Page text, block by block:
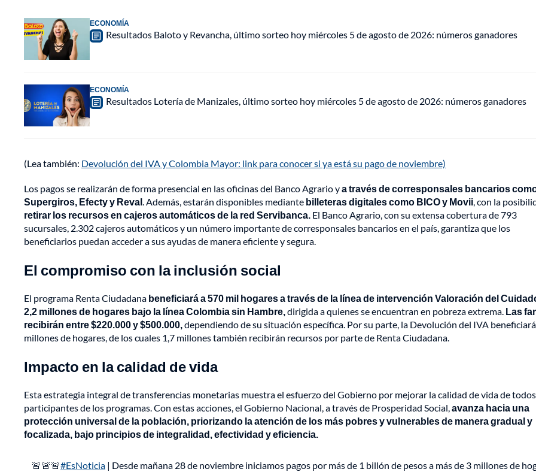
ECONOMÍA
Resultados Baloto y Revancha, último sorteo hoy miércoles 5 de agosto de 2026: números ganadores
ECONOMÍA
Resultados Lotería de Manizales, último sorteo hoy miércoles 5 de agosto de 2026: números ganadores
(Lea también: Devolución del IVA y Colombia Mayor: link para conocer si ya está su pago de noviembre)
Los pagos se realizarán de forma presencial en las oficinas del Banco Agrario ya través de corresponsales bancarios
Supergiros, Efecty y Reval. Además, estarán disponibles mediante billeteras digitales como BICO y Movii, con la
retirar los recursos en cajeros automáticos de la red Servibanca. El Banco Agrario, con su extensa cobertura de 793
sucursales, 2.302 cajeros automáticos y un número importante de corresponsales bancarios en el país, garantiza que los
beneficiarios puedan acceder a sus ayudas de manera eficiente y segura.
El compromiso con la inclusión social
El programa Renta Ciudadana beneficiará a 570 mil hogares a través de la línea de intervención Valoración del
2,2 millones de hogares bajo la línea Colombia sin Hambre,dirigida a quienes se encuentran en pobreza extrema. Las
recibirán entre $220.000 y $500.000,dependiendo de su situación específica. Por su parte, la Devolución del IVA
millones de hogares, de los cuales 1,7 millones también recibirán recursos por parte de Renta Ciudadana.
Impacto en la calidad de vida
Esta estrategia integral de transferencias monetarias muestra el esfuerzo del Gobierno por mejorar la calidad de vida de
participantes de los programas. Con estas acciones, el Gobierno Nacional, a través de Prosperidad Social,avanza hacia una
protección universal de la población, priorizando la atención de los más pobres y vulnerables de manera gradual y
focalizada, bajo principios de integralidad, efectividad y eficiencia.
🚨🚨🚨#EsNoticia | Desde mañana 28 de noviembre iniciamos pagos por más de 1 billón de pesos a más de 3 millones de